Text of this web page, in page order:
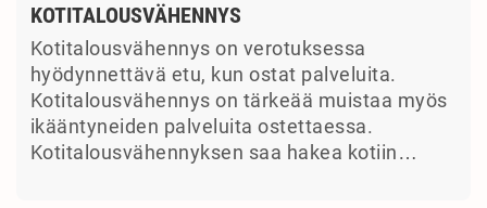
KOTITALOUSVÄHENNYS
Kotitalousvähennys on verotuksessa
hyödynnettävä etu, kun ostat palveluita.
Kotitalousvähennys on tärkeää muistaa myös
ikääntyneiden palveluita ostettaessa.
Kotitalousvähennyksen saa hakea kotiin…